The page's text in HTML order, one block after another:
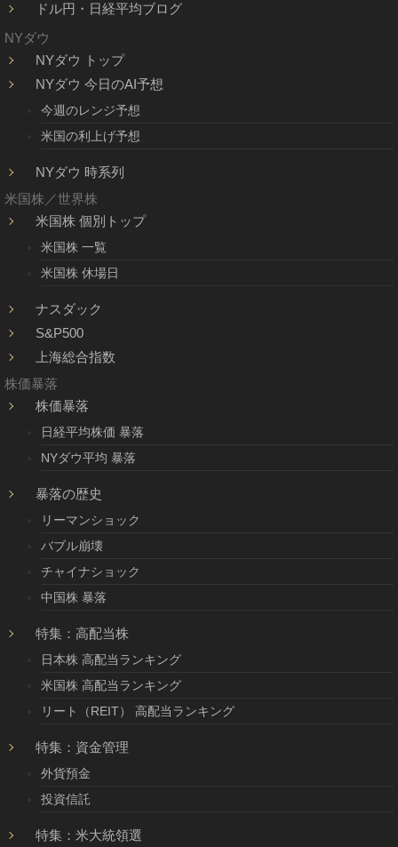
ドル円・日経平均ブログ
NYダウ
NYダウ トップ
NYダウ 今日のAI予想
今週のレンジ予想
米国の利上げ予想
NYダウ 時系列
米国株／世界株
米国株 個別トップ
米国株 一覧
米国株 休場日
ナスダック
S&P500
上海総合指数
株価暴落
株価暴落
日経平均株価 暴落
NYダウ平均 暴落
暴落の歴史
リーマンショック
バブル崩壊
チャイナショック
中国株 暴落
特集：高配当株
日本株 高配当ランキング
米国株 高配当ランキング
リート（REIT） 高配当ランキング
特集：資金管理
外貨預金
投資信託
特集：米大統領選